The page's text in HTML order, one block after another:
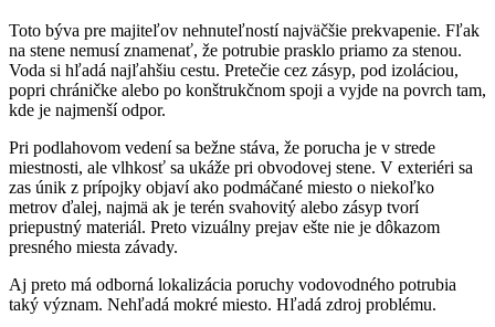
Toto býva pre majiteľov nehnuteľností najväčšie prekvapenie. Fľak
na stene nemusí znamenať, že potrubie prasklo priamo za stenou.
Voda si hľadá najľahšiu cestu. Pretečie cez zásyp, pod izoláciou,
popri chráničke alebo po konštrukčnom spoji a vyjde na povrch tam,
kde je najmenší odpor.
Pri podlahovom vedení sa bežne stáva, že porucha je v strede
miestnosti, ale vlhkosť sa ukáže pri obvodovej stene. V exteriéri sa
zas únik z prípojky objaví ako podmáčané miesto o niekoľko
metrov ďalej, najmä ak je terén svahovitý alebo zásyp tvorí
priepustný materiál. Preto vizuálny prejav ešte nie je dôkazom
presného miesta závady.
Aj preto má odborná lokalizácia poruchy vodovodného potrubia
taký význam. Nehľadá mokré miesto. Hľadá zdroj problému.